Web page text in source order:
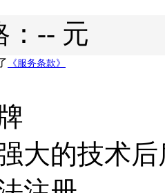
-- 元
《服务条款》
大的技术后